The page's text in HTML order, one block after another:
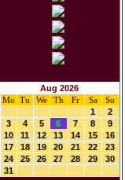
Aug 2026
Mo
Tu We Th Fr Sa
Su
1
2
3
4 5 6 7 8
9
10
11 12 13 14 15
16
17
18 19 20 21 22
23
24
25 26 27 28 29
30
31